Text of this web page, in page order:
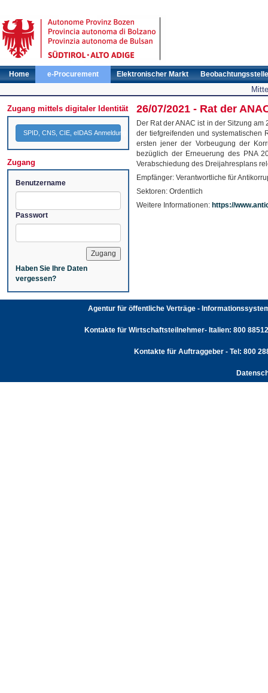
Home e-Procurement Elektronischer Markt Beobachtungsstelle
Zugang mittels digitaler Identität
SPID, CNS, CIE, eIDAS Anmeldung
Zugang
Benutzername
Passwort
Haben Sie Ihre Daten
vergessen?
26/07/2021 - Rat der
Der Rat der ANAC ist in der Sitzung
der tiefgreifenden und systematischen
ersten jener der Vorbeugung der
bezüglich der Erneuerung des PNA
Verabschiedung des Dreijahresplans
Empfänger: Verantwortliche für
Sektoren: Ordentlich
Weitere Informationen: https://
Agentur für öffentliche Verträge -
Kontakte für Wirtschaftsteilnehmer- Italien: 800
Kontakte für Auftraggeber - Tel: 800